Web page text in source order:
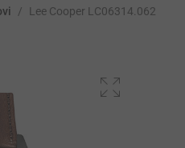
/ Lee Cooper LC06314.062